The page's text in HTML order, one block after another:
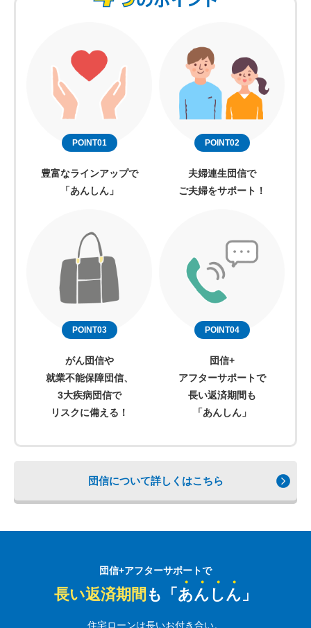
POINT01
豊富なラインアップで
「あんしん」
POINT02
夫婦連生団信で
ご夫婦をサポート！
POINT03
がん団信や
就業不能保障団信、
3大疾病団信で
リスクに備える！
POINT04
団信+
アフターサポートで
長い返済期間も
「あんしん」
団信について詳しくはこちら
団信+アフターサポートで
長い返済期間 も「 あん し ん 」
住宅ローンは長いお付き合い。